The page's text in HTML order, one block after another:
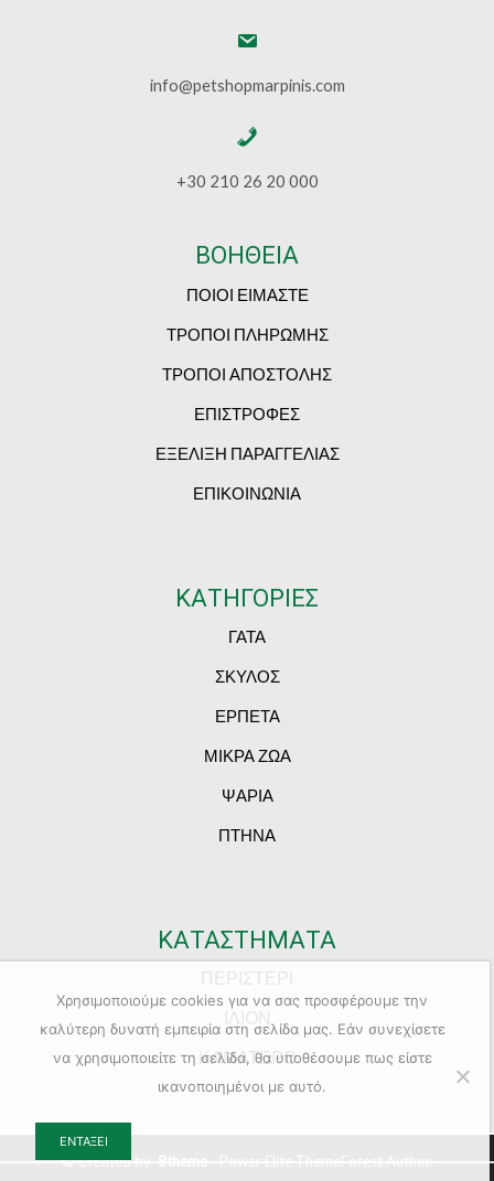
info@petshopmarpinis.com
+30 210 26 20 000
ΒΟΗΘΕΙΑ
ΠΟΙΟΙ ΕΙΜΑΣΤΕ
ΤΡΟΠΟΙ ΠΛΗΡΩΜΗΣ
ΤΡΟΠΟΙ ΑΠΟΣΤΟΛΗΣ
ΕΠΙΣΤΡΟΦΕΣ
ΕΞΕΛΙΞΗ ΠΑΡΑΓΓΕΛΙΑΣ
ΕΠΙΚΟΙΝΩΝΙΑ
ΚΑΤΗΓΟΡΙΕΣ
ΓΑΤΑ
ΣΚΥΛΟΣ
ΕΡΠΕΤΑ
ΜΙΚΡΑ ΖΩΑ
ΨΑΡΙΑ
ΠΤΗΝΑ
ΚΑΤΑΣΤΗΜΑΤΑ
ΚΑΜΑΤΕΡΟ
© Created by
Χρησιμοποιούμε cookies για να σας προσφέρουμε την
καλύτερη δυνατή εμπειρία στη σελίδα μας. Εάν συνεχίσετε
να χρησιμοποιείτε τη σελίδα, θα υποθέσουμε πως είστε
ικανοποιημένοι με αυτό.
ΕΝΤΆΞΕΙ